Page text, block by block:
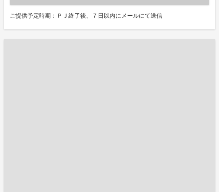
ご提供予定時期：ＰＪ終了後、７日以内にメールにて送信